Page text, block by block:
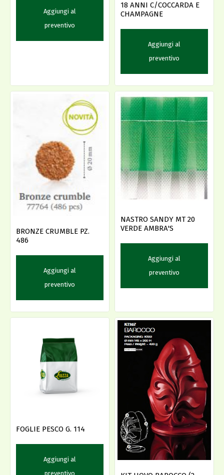
Aggiungi al
preventivo
18 ANNI C/COCCARDA E
CHAMPAGNE
Aggiungi al
preventivo
BRONZE CRUMBLE PZ.
486
Aggiungi al
preventivo
NASTRO SANDY MT 20
VERDE AMBRA'S
Aggiungi al
preventivo
FOGLIE PESCO G. 114
Aggiungi al
preventivo